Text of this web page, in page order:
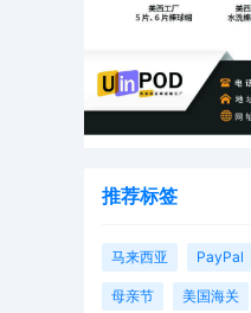
推荐标签
马来西亚 PayPal
母亲节 美国海关